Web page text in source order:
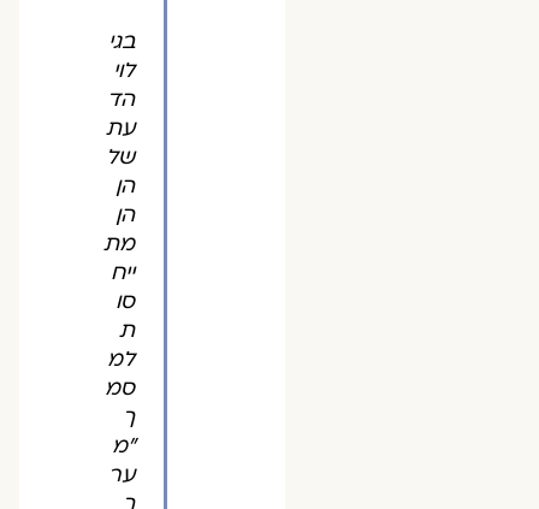
בגי
לוי
הד
עת
של
הן
הן
מת
ייח
סו
ת
למ
סמ
ך
"מ
ער
ך